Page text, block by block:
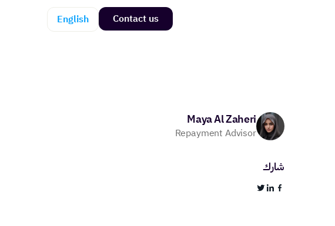
Contact us
English
Maya Al Zaheri
Repayment Advisor
شارك